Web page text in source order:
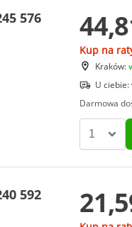
576
Kup na
Kraków:
U ciebie:
Darmowa
592